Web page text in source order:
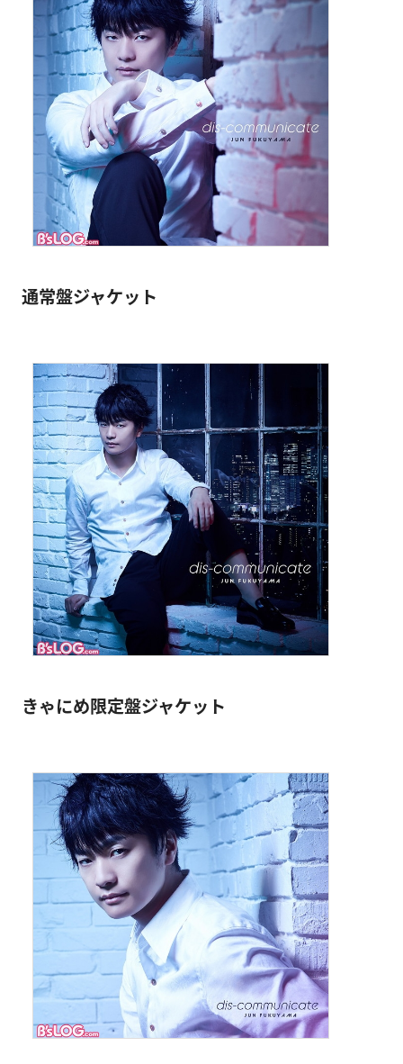
通常盤ジャケット
きゃにめ限定盤ジャケット